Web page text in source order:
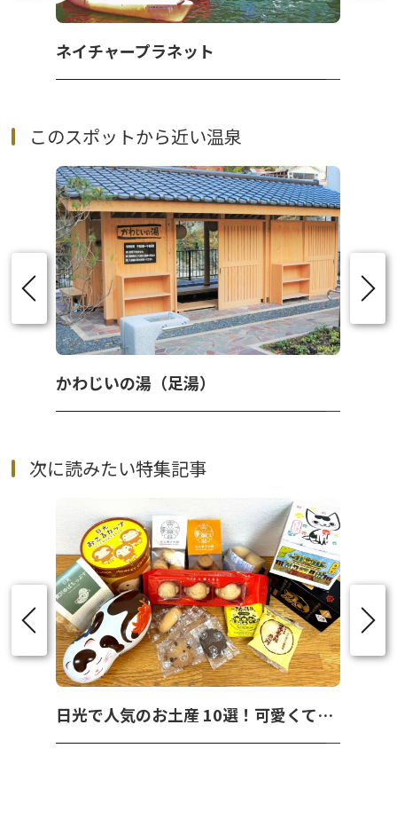
ネイチャープラネット
このスポットから近い温泉
かわじいの湯（足湯）
次に読みたい特集記事
日光で人気のお土産 10選！可愛くて美味しいお菓子を紹介！